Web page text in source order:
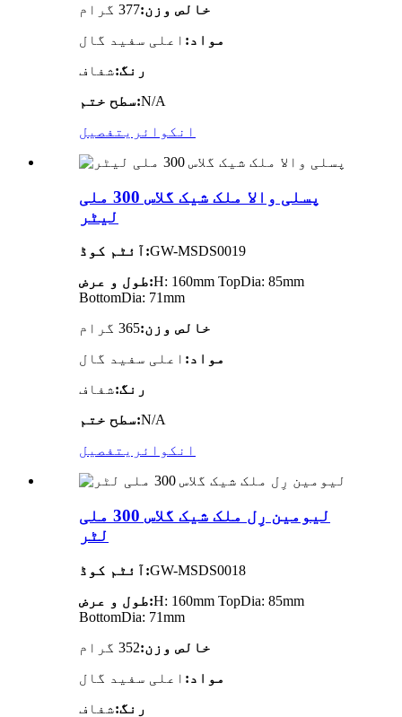
خالص وزن:377 گرام
مواد: اعلی سفید گال
رنگ:شفاف
سطح ختم:N/A
انکوائری تفصیل
پسلی والا ملک شیک گلاس 300 ملی
لیٹر
آئٹم کوڈ:GW-MSDS0019
طول و عرض:H: 160mm TopDia: 85mm
BottomDia: 71mm
خالص وزن:365 گرام
مواد: اعلی سفید گال
رنگ:شفاف
سطح ختم:N/A
انکوائریتفصیل
لیومین رِل ملک شیک گلاس 300 ملی
لٹر
آئٹم کوڈ:GW-MSDS0018
طول و عرض:H: 160mm TopDia: 85mm
BottomDia: 71mm
خالص وزن:352 گرام
مواد: اعلی سفید گال
رنگ:شفاف